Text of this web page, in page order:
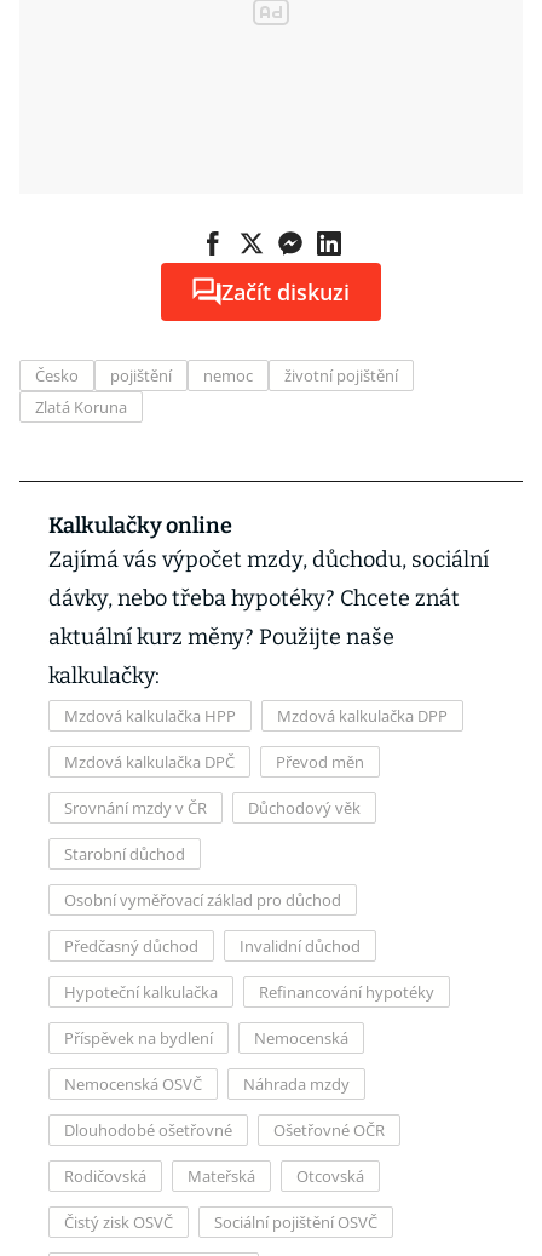
Začít diskuzi
Česko pojištění nemoc
životní pojištění
Zlatá Koruna
Kalkulačky online
Zajímá vás výpočet mzdy, důchodu, sociální
dávky, nebo třeba hypotéky? Chcete znát
aktuální kurz měny? Použijte naše
kalkulačky:
Mzdová kalkulačka HPP Mzdová kalkulačka DPP
Mzdová kalkulačka DPČ Převod měn
Srovnání mzdy v ČR Důchodový věk
Starobní důchod
Osobní vyměřovací základ pro důchod
Předčasný důchod Invalidní důchod
Hypoteční kalkulačka Refinancování hypotéky
Příspěvek na bydlení Nemocenská
Nemocenská OSVČ Náhrada mzdy
Dlouhodobé ošetřovné Ošetřovné OČR
Rodičovská Mateřská Otcovská
Čistý zisk OSVČ Sociální pojištění OSVČ